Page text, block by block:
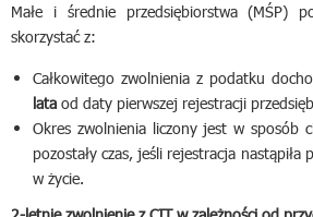
Małe i średnie przedsiębiorstwa (MŚP)
skorzystać z:
Całkowitego zwolnienia z podatku
lata od daty pierwszej rejestracji
Okres zwolnienia liczony jest w sposób
pozostały czas, jeśli rejestracja nastąpiła
w życie.